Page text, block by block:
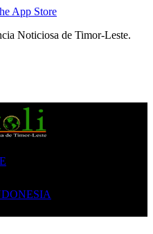
Noticiosa de Timor-Leste.